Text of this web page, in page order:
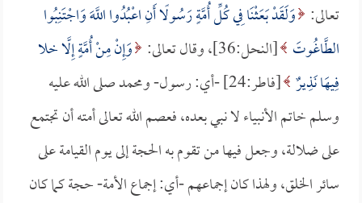
تعالى: وَلَقَدْ بَعَثْنَا فِي كُلِّ أُمَّةٍ رَسُولًا أَنِ اعْبُدُوا اللَّهَ وَاجْتَنِبُوا
الطَّاغُوتَ [النحل:36]، وقال تعالى:
وَإِنْ مِنْ أُمَّةٍ إِلَّا خلا
فِيهَا نَذِيرٌ
[فاطر:24] -أي: رسول- ومحمد صلى الله عليه
وسلم خاتم الأنبياء لا نبي بعده، فعصم الله تعالى أمته أن تجتمع
على ضلالة، وجعل فيها من تقوم به الحجة إلى يوم القيامة على
سائر الخلق، ولهذا كان إجماعهم -أي: إجماع الأمة- حجة كما كان